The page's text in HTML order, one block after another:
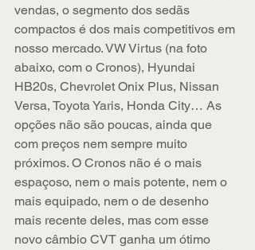
vendas, o segmento dos sedãs
compactos é dos mais competitivos em
nosso mercado. VW Virtus (na foto
abaixo, com o Cronos), Hyundai
HB20s, Chevrolet Onix Plus, Nissan
Versa, Toyota Yaris, Honda City… As
opções não são poucas, ainda que
com preços nem sempre muito
próximos. O Cronos não é o mais
espaçoso, nem o mais potente, nem o
mais equipado, nem o de desenho
mais recente deles, mas com esse
novo câmbio CVT ganha um ótimo